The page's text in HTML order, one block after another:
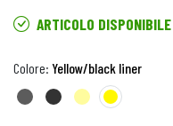
ARTICOLO
Colore: Yellow/black liner